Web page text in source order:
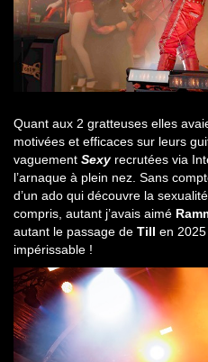
Quant aux 2 gratteuses elles
motivées et efficaces sur leurs
vaguement Sexyrecrutées via
l’arnaque à plein nez. Sans
d’un ado qui découvre la
compris, autant j’avais aimé
autant le passage de Till en
impérissable !